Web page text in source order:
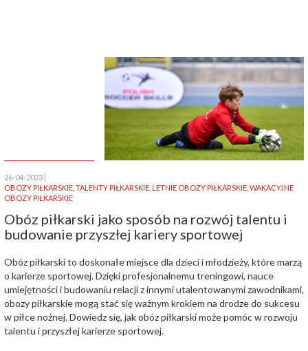
26-04-2023
OBOZY PIŁKARSKIE TALENTY PIŁKARSKIE LETNIE OBOZY PIŁKARSKIE WAKACYJNE
OBOZY PIŁKARSKIE
Obóz piłkarski jako sposób na rozwój talentu i
budowanie przyszłej kariery sportowej
Obóz piłkarski to doskonałe miejsce dla dzieci i młodzieży, które marzą
o karierze sportowej. Dzięki profesjonalnemu treningowi, nauce
umiejętności i budowaniu relacji z innymi utalentowanymi zawodnikami,
obozy piłkarskie mogą stać się ważnym krokiem na drodze do sukcesu
w piłce nożnej. Dowiedz się, jak obóz piłkarski może pomóc w rozwoju
talentu i przyszłej karierze sportowej.